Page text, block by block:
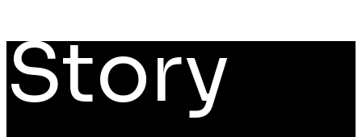
Story